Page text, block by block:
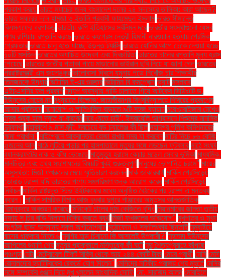
প্রকাশ করছে ভারত ম্যাচের জন্য বাংলাদেশ দলের ২৪ সদস্যের তালিকা: কারা আছেন?
ভারত সফরের দলে হামজা ও ইতালি প্রবাসী ফাহমেদুল ইসলাম ভারত সীমান্তে
বিএসএফের ধরপাকড় ভারতীয় রুপি ইতিহাসের সর্বনিম্ন দরে ভারতীয় সংস্থাগুলো যেসব
পণ্য রাশিয়ায় রপ্তানি করছে ভারতে কংগ্রেস নেত্রী হিমানী নারওয়াল হত্যায় প্রেমিক
গ্রেফতার ভারতে চালু হতে যাচ্ছে উড়ন্ত ট্যাক্সি ভারতে হোলির আগে ঢেকে দেওয়া হচ্ছে
১০টি মসজিদ ভারতের অযাচিত উদ্বেগ এবং দ্বিচারিতা ভারতের চালের রপ্তানি মূল্য হ্রাস
পেয়েছে ভারতের জাতীয় পতাকা পায়ে মাড়ানোর ভাইরাল ছবি নিয়ে যা জানা গেল ভারতের
পররাষ্ট্রমন্ত্রী এস জয়শঙ্কর ভালোবাসা দিবসে যমুনায় পড়ে নিখোঁজ চার শিক্ষার্থীর
তিনজনকে উদ্ধার ভিটামিন ই-এর গুরুত্ব ভিটামিন বি কমপ্লেক্স ভ্যাট মঙ্গলবার
এইচএসসির ফল প্রকাশ মদ্যপ অবস্থায় গাড়ি চালাতে গিয়ে আটকের ভিডিওটি ড.
ইউনূসের মেয়ের নয় মধ্যরাতে বিক্ষোভ: জাহাঙ্গীরনগর বিশ্ববিদ্যালয়ে শিবিরের প্রকাশ্যে
আসার প্রতিবাদ মনোযোগ ও স্মৃতিশক্তি বাড়াতে ৯টি সহজ ব্যায়াম ময়েশ্চারাইজার মেখেও
ত্বক শুষ্ক হলে দ্রুত যা করবেন মরে যেতে চাই’: ইসরায়েলি আগ্রাসনে শিশুদের মানসিক
দুরবস্থা মহাকাশে ৯ মাস বন্দী: সবচেয়ে বড় চ্যালেঞ্জ কী ছিল মহানগর পুলিশ কমিশনারের
ক্ষমা প্রার্থনা" মাইগ্রেনে আক্রান্তরা রোজা রাখার সময় যা করবেন মাটির নিচে ৮৬ কেজি
ওজনের আলু মাঠে লুটিয়ে পড়ার পর হাসপাতালে মৃত্যুর সঙ্গে লড়ছেন ফুটবলার মাঠে সংঘর্ষ
ব্যানক্রফটের নাক ও কাঁধ ভেঙেছে মাতৃমৃত্যু হ্রাসে কেয়ার মডেল সেবার ভূমিকা মাধ্যমিক.
মানচিত্র এবং তথ্য সংশোধনের বিষয়টি খুবই গুরুত্বপূর্ণ মানুষের ভোগান্তি চরমে" মায়ের
অসুস্থতা: মির্জা ফখরুলের মেয়ে স্মৃতিচারণ করলেন মার্ক জাকারবার্গ মার্কিন প্রেসিডেন্ট
ডোনাল্ড ট্রাম্প যদি ভারতের পণ্যে সমপরিমাণ শুল্ক আরোপ করেন মার্কিন প্রেসিডেন্ট
নির্বাচন মার্কিন রাষ্ট্রদূত স্টিভ উইটকফের মধ্যে অনুষ্ঠিত বৈঠকের পর ট্রাম্প এ মন্তব্য
করেন। মার্কিন সামরিক বিমান আজ বুধবার দুপুরে পাঞ্জাবের অমৃতসর আন্তর্জাতিক
বিমানবন্দরে অবতরণ করেছে মিনিকেট চালের দাম কেজিতে বৃদ্ধি মিয়ানমারের জান্তা তৃতীয়
দফায় সু চির বাড়ি নিলামে বিক্রি করতে ব্যর্থ মির্জা ফখরুলের অভিযোগ" মুখপাত্র ও মুখ্য
সংগঠক ছাড়া অন্যান্য সকল অর্গানোগ্রাম মুঠোফোন ও স্বর্ণালংকার ছিনতাই মুম্বাইয়ে
বাসের ধাক্কায় নিহত ৬ মুরগির হাড় চিবানো কি আসলেই উপকারী?' মুহাম্মদ ইউনূসের
আপিলের শুনানি শেষ মৃত্যুর প্রাক্কালে মস্তিষ্কে কী ঘটে মৃদু শৈত্যপ্রবাহে কাঁপছে
পঞ্চগড় মেটা মেট্রোরেল টিকিট বিক্রি থেকে আয় ২৪৪ কোটি টাকা মেয়র প্রার্থী মেসি মেসি
রোনালদোর হ্যাটট্রিকের রেকর্ডে যোগ দিলেন" মেসিদের নাটকীয় পরাজয় শেষ মুহূর্তে মেসির
সঙ্গে সম্পর্কের গুঞ্জন নিয়ে মুখ খুললেন সাংবাদিক সোফি মো. সারজিদ আলম মোবাইলে